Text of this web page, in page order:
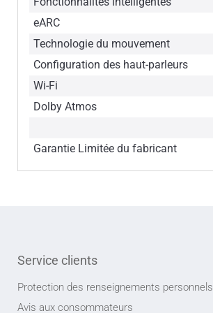
eARC
Technologie du mouvement
Configuration des haut-parleurs
Wi-Fi
Dolby Atmos
Garantie Limitée du fabricant
Service clients
Protection des renseignements personnels
Avis aux consommateurs